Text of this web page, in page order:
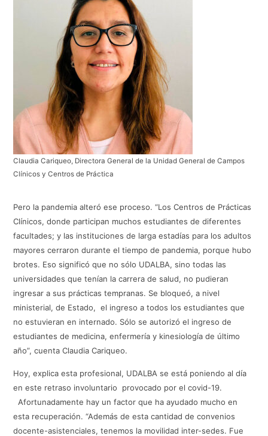
Claudia Cariqueo, Directora General de la Unidad General de Campos
Clínicos y Centros de Práctica
Pero la pandemia alteró ese proceso. “Los Centros de Prácticas
Clínicos, donde participan muchos estudiantes de diferentes
facultades; y las instituciones de larga estadías para los adultos
mayores cerraron durante el tiempo de pandemia, porque hubo
brotes. Eso significó que no sólo UDALBA, sino todas las
universidades que tenían la carrera de salud, no pudieran
ingresar a sus prácticas tempranas. Se bloqueó, a nivel
ministerial, de Estado, el ingreso a todos los estudiantes que
no estuvieran en internado. Sólo se autorizó el ingreso de
estudiantes de medicina, enfermería y kinesiología de último
año”, cuenta Claudia Cariqueo.
Hoy, explica esta profesional, UDALBA se está poniendo al día
en este retraso involuntario provocado por el covid-19.
Afortunadamente hay un factor que ha ayudado mucho en
esta recuperación. “Además de esta cantidad de convenios
docente-asistenciales, tenemos la movilidad inter-sedes. Fue